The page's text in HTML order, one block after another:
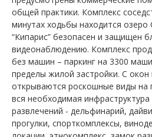
общей практики. Комплекс
минутах ходьбы находится озеро
“Кипарис” безопасен и защищен
видеонаблюдению. Комплекс
без машин – паркинг на 3300
пределы жилой застройки. С окон
открываются роскошные виды на
вся необходимая
развлечений - дельфинарий,
прогулки, спорткомплексы,